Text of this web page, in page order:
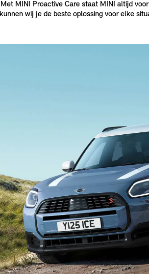
Met MINI Proactive Care staat MINI altijd
kunnen wij je de beste oplossing voor elke